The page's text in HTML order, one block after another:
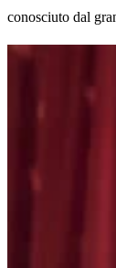
conosciuto dal